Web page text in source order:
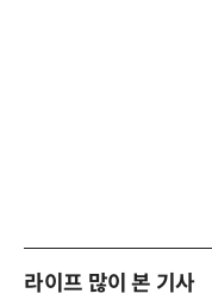
라이프 많이 본 기사